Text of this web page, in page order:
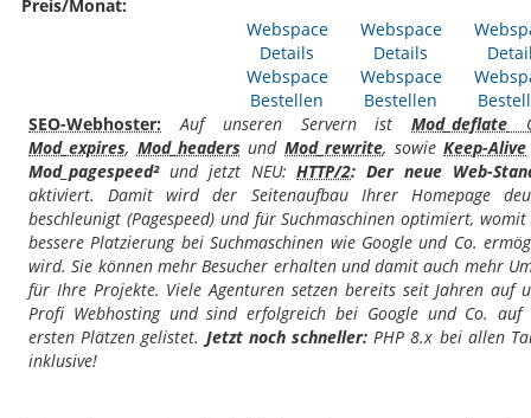
Preis/Monat:
Webspace
Details
Webspace
Bestellen
Webspace
Details
Webspace
Bestellen
SEO-Webhoster: Auf unseren Servern istMod_deflate
Mod_expires, Mod_headersundMod_rewrite, sowieKeep-Alive
Mod_pagespeed²und jetzt NEU:HTTP/2: Der neue Web-
aktiviert. Damit wird der Seitenaufbau Ihrer Homepage
beschleunigt (Pagespeed) und für Suchmaschinen optimiert, womit
bessere Platzierung bei Suchmaschinen wie Google und Co.
wird. Sie können mehr Besucher erhalten und damit auch mehr
für Ihre Projekte. Viele Agenturen setzen bereits seit Jahren auf
Profi Webhosting und sind erfolgreich bei Google und Co. auf
ersten Plätzen gelistet. Jetzt noch schneller: PHP 8.x bei allen
inklusive!